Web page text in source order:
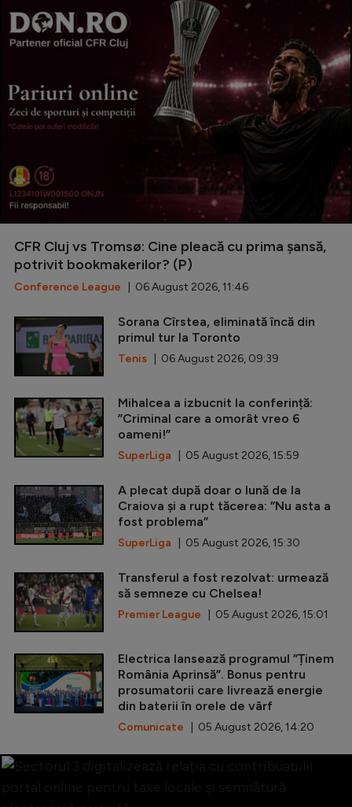
CFR Cluj vs Tromsø: Cine pleacă cu prima șansă,
potrivit bookmakerilor? (P)
Conference League | 06 August 2026, 11:46
Sorana Cîrstea, eliminată încă din
primul tur la Toronto
Tenis | 06 August 2026, 09:39
Mihalcea a izbucnit la conferință:
”Criminal care a omorât vreo 6
oameni!”
SuperLiga | 05 August 2026, 15:59
A plecat după doar o lună de la
Craiova și a rupt tăcerea: ”Nu asta a
fost problema”
SuperLiga | 05 August 2026, 15:30
Transferul a fost rezolvat: urmează
să semneze cu Chelsea!
Premier League | 05 August 2026, 15:01
Electrica lansează programul ”Ținem
România Aprinsă”. Bonus pentru
prosumatorii care livrează energie
din baterii în orele de vârf
Comunicate | 05 August 2026, 14:20